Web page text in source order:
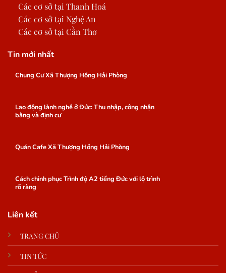
Các cơ sở tại Thanh Hoá
Các cơ sở tại Nghệ An
Các cơ sở tại Cần Thơ
Tin mới nhất
Chung Cư Xã Thượng Hồng Hải Phòng
Lao động lành nghề ở Đức: Thu nhập, công nhận
bằng và định cư
Quán Cafe Xã Thượng Hồng Hải Phòng
Cách chinh phục Trình độ A2 tiếng Đức với lộ trình
rõ ràng
Liên kết
TRANG CHỦ
TIN TỨC